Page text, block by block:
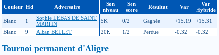
Couleur Hd Adversaire
Son
niveau
Son
score
Résultat Var
Var
Hybride
Blanc
1
Sophie LEBAS DE SAINT
MARTIN
5K 0/2 Gagnée +15.19
+15.31
Blanc
9 Alban BELLET 20K 1/2 Perdue -0.32 -0.32
Tournoi permanent d'Aligre